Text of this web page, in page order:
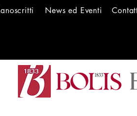
scritti News ed Eventi Conta